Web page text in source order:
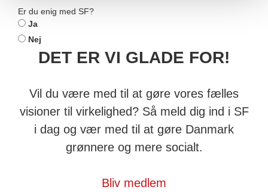
Er du enig med SF?
Ja
Nej
DET ER VI GLADE FOR!
Vil du være med til at gøre vores fælles
visioner til virkelighed? Så meld dig ind i SF
i dag og vær med til at gøre Danmark
grønnere og mere socialt.
Bliv medlem